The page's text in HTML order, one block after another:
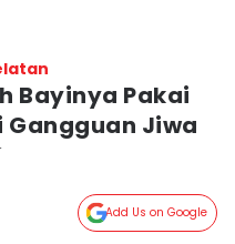
Bayinya Pakai
Gangguan Jiwa
Add Us on Google